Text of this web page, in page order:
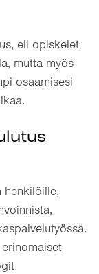
eli opiskelet
mutta myös
osaamisesi
henkilöille,